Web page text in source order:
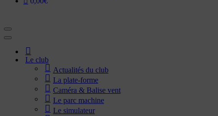
Menu
de
navigation
Menu
navigationAccueil
Le club
Actualités du club
La plate-forme
Caméra & Balise vent
Le parc machine
Le simulateur